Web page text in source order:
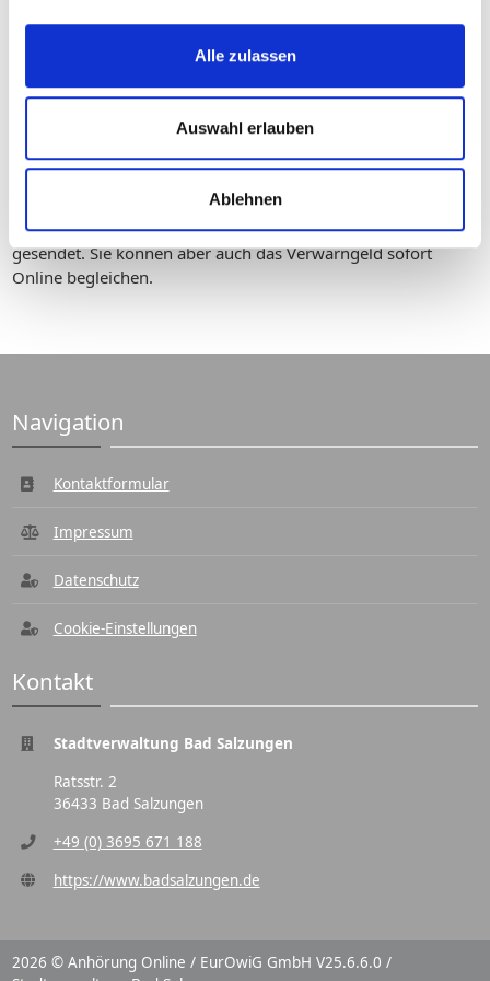
Alle zulassen
Auswahl erlauben
Ablehnen
Schnell
Ihr ausgefüllter Anhörbogen wird direkt an Ihren
zuständigen Sachbearbeiter in der betroffenen Behörde
gesendet. Sie können aber auch das Verwarngeld sofort
Online begleichen.
Navigation
Kontaktformular
Impressum
Datenschutz
Cookie-Einstellungen
Kontakt
Stadtverwaltung Bad Salzungen
Ratsstr. 2
36433 Bad Salzungen
+49 (0) 3695 671 188
https://www.badsalzungen.de
2026 © Anhörung Online / EurOwiG GmbH V25.6.6.0 /